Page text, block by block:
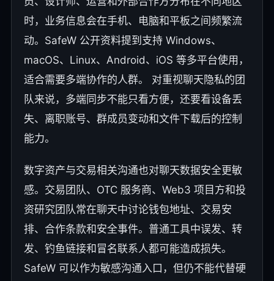
时，业务信息会在手机、电脑和平板之间频繁流
动。SafeW 公开资料提到支持 Windows、
macOS、Linux、Android、iOS 等多平台使用，
适合需要多端协作的人群。
对重视聊天隐私的团
队来说，多端同步不能只看方便，还要看设备丢
失、离职账号、群成员变动和文件下载后的控制
能力。
数字资产与交易相关沟通也对聊天数据安全更敏
感。交易团队、OTC 服务商、Web3 项目方和投
资研究团队常在聊天中讨论钱包地址、交易安
排、合作条款和安全事件。普通工具中误发、转
发、钓鱼链接和冒名联系人都可能造成损失。
SafeW 可以作为敏感沟通入口，但仍不能代替硬